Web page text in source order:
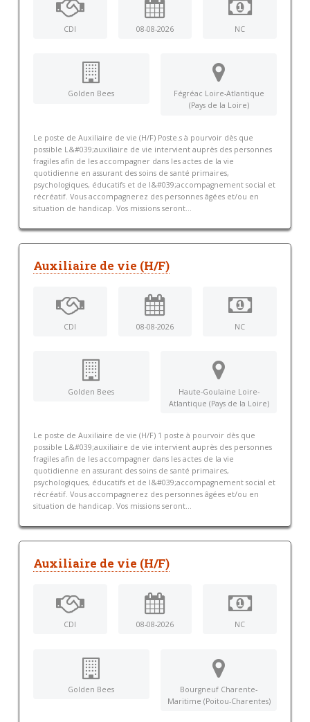
CDI 08-08-2026 NC
Golden Bees
Fégréac Loire-Atlantique
(Pays de la Loire)
Le poste de Auxiliaire de vie (H/F) Poste.s à pourvoir dès que
possible L&#039;auxiliaire de vie intervient auprès des personnes
fragiles afin de les accompagner dans les actes de la vie
quotidienne en assurant des soins de santé primaires,
psychologiques, éducatifs et de l&#039;accompagnement social et
récréatif. Vous accompagnerez des personnes âgées et/ou en
situation de handicap. Vos missions seront...
Auxiliaire de vie (H/F)
CDI 08-08-2026 NC
Golden Bees
Haute-Goulaine Loire-
Atlantique (Pays de la Loire)
Le poste de Auxiliaire de vie (H/F) 1 poste à pourvoir dès que
possible L&#039;auxiliaire de vie intervient auprès des personnes
fragiles afin de les accompagner dans les actes de la vie
quotidienne en assurant des soins de santé primaires,
psychologiques, éducatifs et de l&#039;accompagnement social et
récréatif. Vous accompagnerez des personnes âgées et/ou en
situation de handicap. Vos missions seront...
Auxiliaire de vie (H/F)
CDI 08-08-2026 NC
Golden Bees
Bourgneuf Charente-
Maritime (Poitou-Charentes)